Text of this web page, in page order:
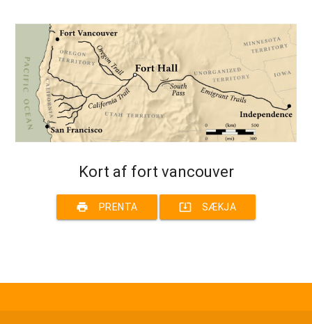
Kort af fort vancouver
print PRENTA system_update_alt SÆKJA